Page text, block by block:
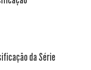
da Série